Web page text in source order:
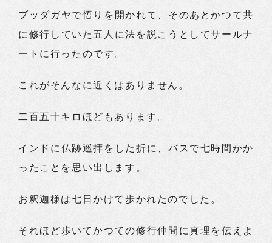
ブッダガヤで悟りを開かれて、そのあとかつて共
に修行していた五人に法を説こうとしてサールナ
ートに行ったのです。
これがそんなに近くはありません。
二百五十キロほどもあります。
インドに仏跡巡拝をした折に、バスで七時間かか
ったことを思い出します。
お釈迦様は七日かけて歩かれたのでした。
それほど歩いてかつての修行仲間に真理を伝えよ